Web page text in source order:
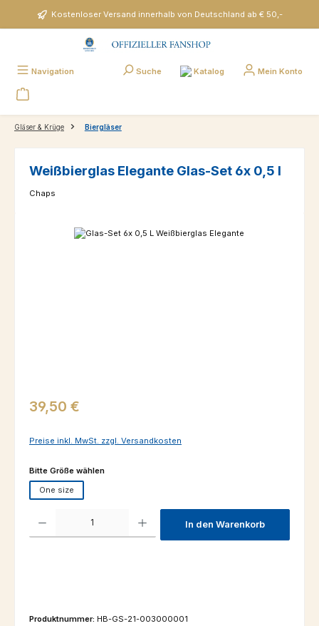
Zum Hauptinhalt springenKostenloser Versand innerhalb von Deutschland ab € 50,-
Navigation Suche Katalog Mein Konto
Gläser & Krüge Biergläser
Weißbierglas Elegante Glas-Set 6x 0,5 l
Chaps
Bildergalerie überspringen
Regulärer Preis:
39,50 €
Preise inkl. MwSt. zzgl. Versandkosten
Bitte Größe wählenauswählen
One size
Produkt Anzahl: Gib den gewünschten Wert ein oder benutze die
In den Warenkorb
Produktnummer: HB-GS-21-003000001